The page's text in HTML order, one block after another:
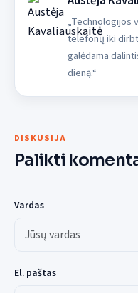
„Technologijos
telefonų iki
galėdama
dieną.“
DISKUSIJA
Palikti
Vardas
El. paštas